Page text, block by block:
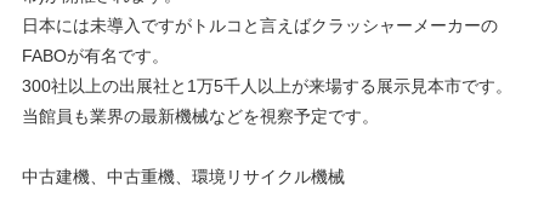
日本には未導入ですがトルコと言えばクラッシャーメーカーの
FABOが有名です。
300社以上の出展社と1万5千人以上が来場する展示見本市です。
当館員も業界の最新機械などを視察予定です。
中古建機、中古重機、環境リサイクル機械